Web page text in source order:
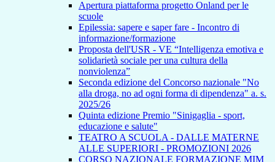
Apertura piattaforma progetto Onland per le
scuole
Epilessia: sapere e saper fare - Incontro di
informazione/formazione
Proposta dell'USR - VE “Intelligenza emotiva e
solidarietà sociale per una cultura della
nonviolenza”
Seconda edizione del Concorso nazionale "No
alla droga, no ad ogni forma di dipendenza" a. s.
2025/26
Quinta edizione Premio "Sinigaglia - sport,
educazione e salute"
TEATRO A SCUOLA - DALLE MATERNE
ALLE SUPERIORI - PROMOZIONI 2026
CORSO NAZIONALE FORMAZIONE MIM